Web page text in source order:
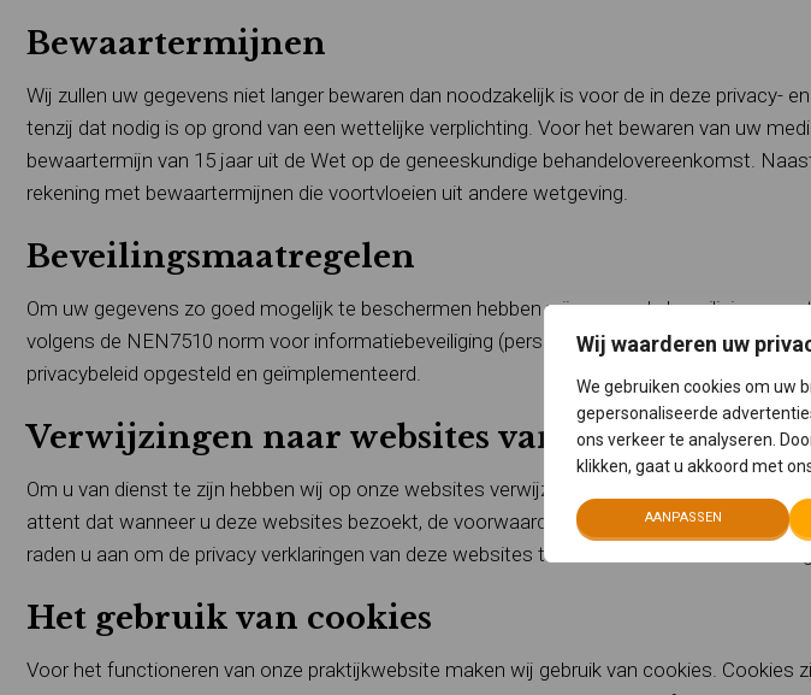
Wij waarderen uw
We gebruiken cookies om uw
gepersonaliseerde
ons verkeer te analyseren.
klikken, gaat u akkoord met
AANPASSEN
Bewaartermijnen
Wij zullen uw gegevens niet langer bewaren dan noodzakelijk is voor de in deze privacy-
tenzij dat nodig is op grond van een wettelijke verplichting. Voor het bewaren van uw
bewaartermijn van 15 jaar uit de Wet op de geneeskundige behandelovereenkomst.
rekening met bewaartermijnen die voortvloeien uit andere wetgeving.
Beveilingsmaatregelen
Om uw gegevens zo goed mogelijk te beschermen hebben wij passende
volgens de NEN7510 norm voor informatiebeveiliging (persoonsgegevens worden
privacybeleid opgesteld en geïmplementeerd.
Verwijzingen naar websites van derden (via
Om u van dienst te zijn hebben wij op onze websites verwijzingen opgenomen naar
attent dat wanneer u deze websites bezoekt, de voorwaarden uit de privacy verklaringen
raden u aan om de privacy verklaringen van deze websites te lezen voordat u daar verder
Het gebruik van cookies
Voor het functioneren van onze praktijkwebsite maken wij gebruik van cookies. Cookies